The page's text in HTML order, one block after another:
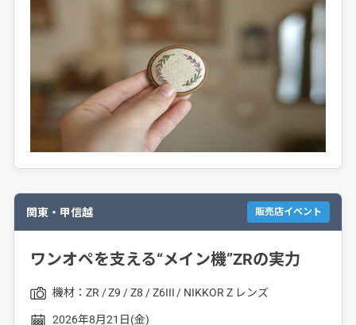
関東・甲信越 販売店イベント
ワンオペを支える“メイン機”ZRの実力
機材： ZR Z9 Z8 Z6III NIKKOR Z レンズ
2026年8月21日(金)